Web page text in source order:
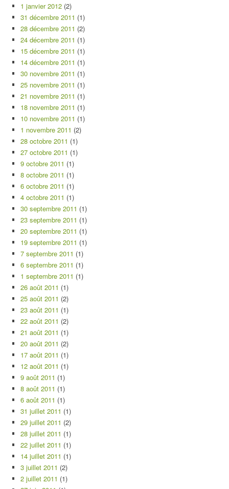
1 janvier 2012 (2)
31 décembre 2011 (1)
28 décembre 2011 (2)
24 décembre 2011 (1)
15 décembre 2011 (1)
14 décembre 2011 (1)
30 novembre 2011 (1)
25 novembre 2011 (1)
21 novembre 2011 (1)
18 novembre 2011 (1)
10 novembre 2011 (1)
1 novembre 2011 (2)
28 octobre 2011 (1)
27 octobre 2011 (1)
9 octobre 2011 (1)
8 octobre 2011 (1)
6 octobre 2011 (1)
4 octobre 2011 (1)
30 septembre 2011 (1)
23 septembre 2011 (1)
20 septembre 2011 (1)
19 septembre 2011 (1)
7 septembre 2011 (1)
6 septembre 2011 (1)
1 septembre 2011 (1)
26 août 2011 (1)
25 août 2011 (2)
23 août 2011 (1)
22 août 2011 (2)
21 août 2011 (1)
20 août 2011 (2)
17 août 2011 (1)
12 août 2011 (1)
9 août 2011 (1)
8 août 2011 (1)
6 août 2011 (1)
31 juillet 2011 (1)
29 juillet 2011 (2)
28 juillet 2011 (1)
22 juillet 2011 (1)
14 juillet 2011 (1)
3 juillet 2011 (2)
2 juillet 2011 (1)